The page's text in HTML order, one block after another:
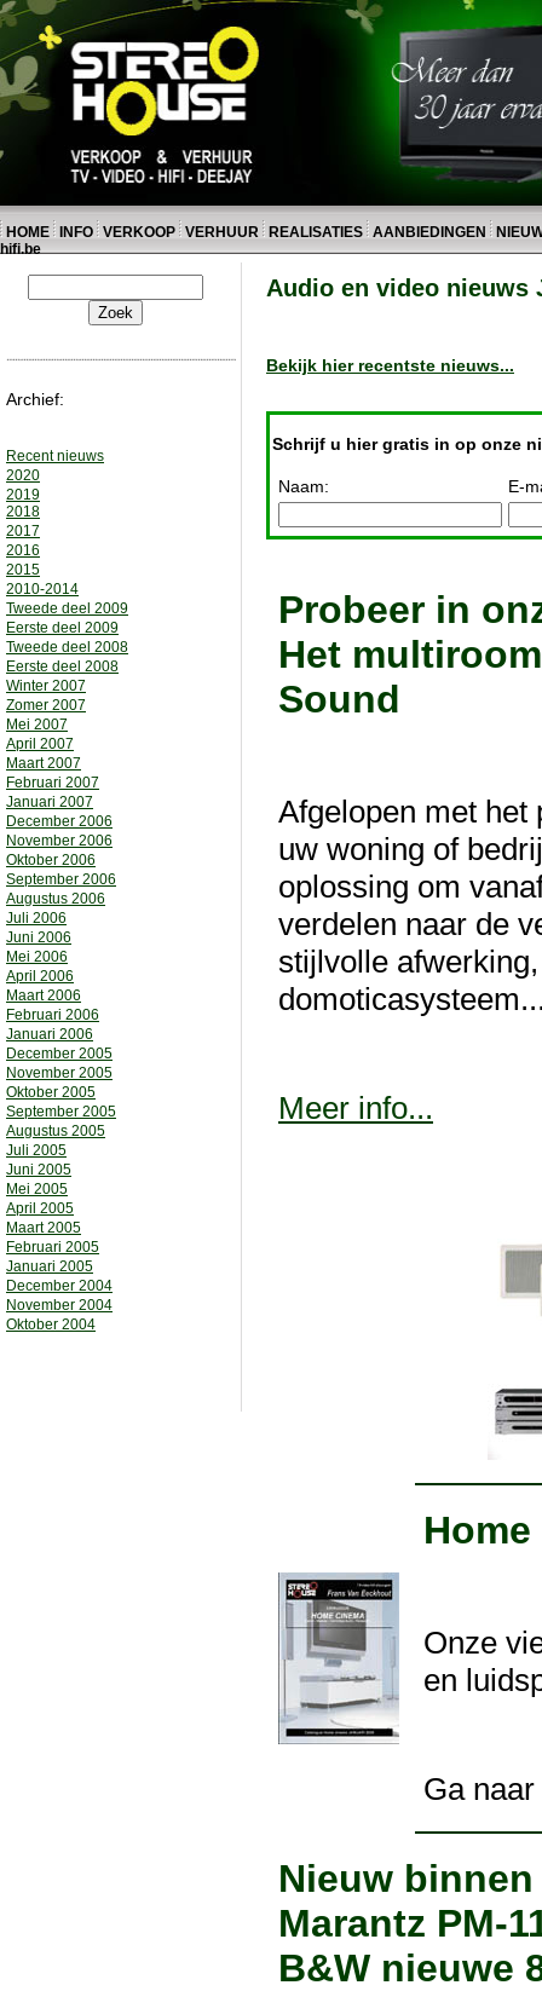
HOME INFO VERKOOP VERHUUR REALISATIES AANBIEDINGEN
hifi.be
Archief:
Recent nieuws
2020
2019
2018
2017
2016
2015
2010-2014
Tweede deel 2009
Eerste deel 2009
Tweede deel 2008
Eerste deel 2008
Winter 2007
Zomer 2007
Mei 2007
April 2007
Maart 2007
Februari 2007
Januari 2007
December 2006
November 2006
Oktober 2006
September 2006
Augustus 2006
Juli 2006
Juni 2006
Mei 2006
April 2006
Maart 2006
Februari 2006
Januari 2006
December 2005
November 2005
Oktober 2005
September 2005
Augustus 2005
Juli 2005
Juni 2005
Mei 2005
April 2005
Maart 2005
Februari 2005
Januari 2005
December 2004
November 2004
Oktober 2004
Audio en video nieuws
Bekijk hier recentste nieuws...
Schrijf u hier gratis in op onze
Naam: E-
Probeer in
Het
Sound
Afgelopen met het
uw woning of
oplossing om
verdelen naar de
stijlvolle
Meer info...
Onze
en
Ga
Nieuw
Marantz PM-
B&W nieuwe